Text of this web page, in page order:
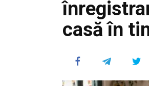
casă în